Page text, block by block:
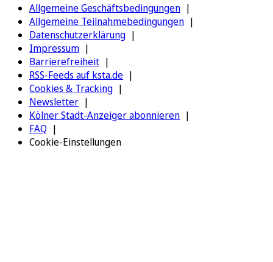
Allgemeine Geschäftsbedingungen
Allgemeine Teilnahmebedingungen
Datenschutzerklärung
Impressum
Barrierefreiheit
RSS-Feeds auf ksta.de
Cookies & Tracking
Newsletter
Kölner Stadt-Anzeiger abonnieren
FAQ
Cookie-Einstellungen